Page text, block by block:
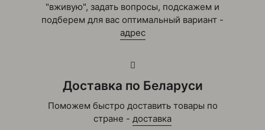
"вживую", задать вопросы, подскажем и
подберем для вас оптимальный вариант -
адрес
Доставка по Беларуси
Поможем быстро доставить товары по
стране - доставка